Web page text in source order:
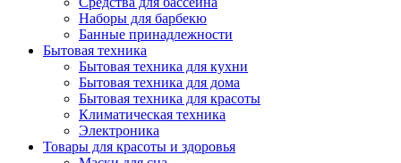
Наборы для барбекю
Банные принадлежности
Бытовая техника
Бытовая техника для кухни
Бытовая техника для дома
Бытовая техника для красоты
Климатическая техника
Электроника
Товары для красоты и здоровья